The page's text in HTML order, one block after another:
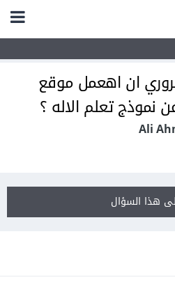
ان اهعمل موقع
نموذج تعلم الاله ؟
هذا السؤال